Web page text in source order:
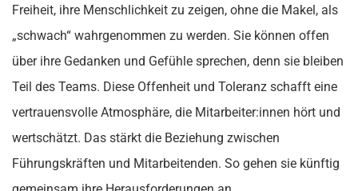
Freiheit, ihre Menschlichkeit zu zeigen, ohne die Makel, als
„schwach“ wahrgenommen zu werden. Sie können offen
über ihre Gedanken und Gefühle sprechen, denn sie bleiben
Teil des Teams. Diese Offenheit und Toleranz schafft eine
vertrauensvolle Atmosphäre, die Mitarbeiter:innen hört und
wertschätzt. Das stärkt die Beziehung zwischen
Führungskräften und Mitarbeitenden. So gehen sie künftig